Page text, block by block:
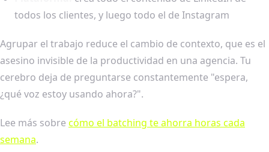
todos los clientes, y luego todo el de Instagram
Agrupar el trabajo reduce el cambio de contexto, que es el
asesino invisible de la productividad en una agencia. Tu
cerebro deja de preguntarse constantemente "espera,
¿qué voz estoy usando ahora?".
Lee más sobre cómo el batching te ahorra horas cada
semana.